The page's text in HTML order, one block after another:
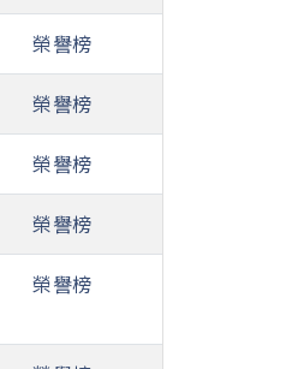
榮譽榜
榮譽榜
榮譽榜
榮譽榜
榮譽榜